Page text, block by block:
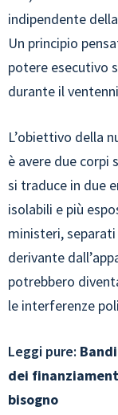
indipendente
Un principio
potere esecutivo
durante il
L’obiettivo della
è avere due corpi
si traduce in due
isolabili e più
ministeri,
derivante
potrebbero
le interferenze
Leggi pure:
dei
bisogno